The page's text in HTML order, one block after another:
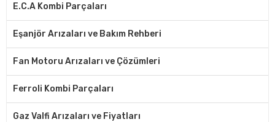
E.C.A Kombi Parçaları
Eşanjör Arızaları ve Bakım Rehberi
Fan Motoru Arızaları ve Çözümleri
Ferroli Kombi Parçaları
Gaz Valfi Arızaları ve Fiyatları